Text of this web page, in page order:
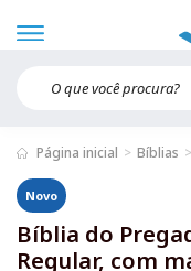
Página inicial Bíblias
Novo
Bíblia do
Regular, com